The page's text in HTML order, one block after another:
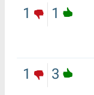
1
1
3
1